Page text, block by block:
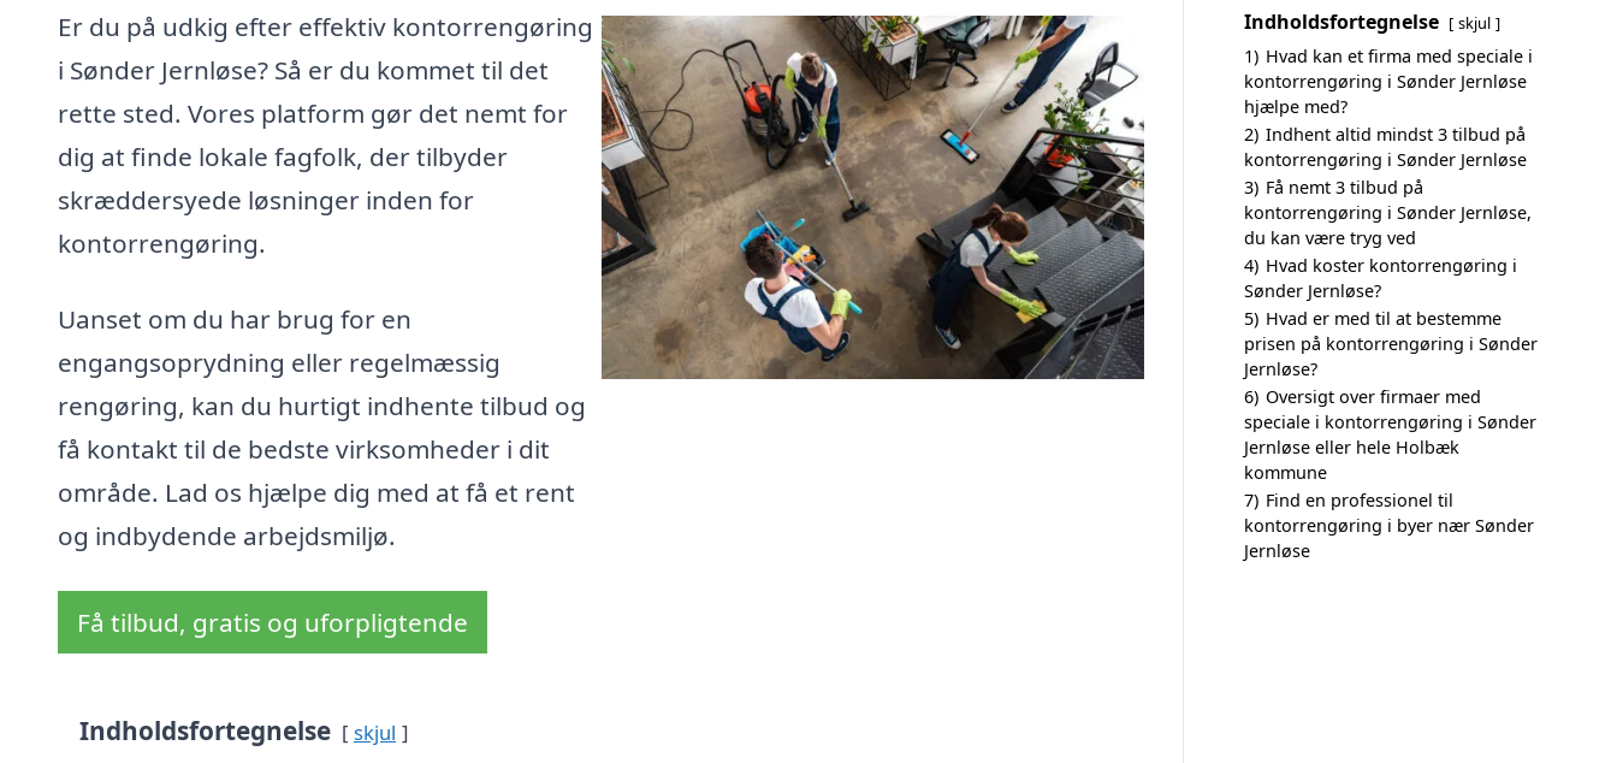
Er du på udkig efter effektiv kontorrengøring
i Sønder Jernløse? Så er du kommet til det
rette sted. Vores platform gør det nemt for
dig at finde lokale fagfolk, der tilbyder
skræddersyede løsninger inden for
kontorrengøring.
Uanset om du har brug for en
engangsoprydning eller regelmæssig
rengøring, kan du hurtigt indhente tilbud og
få kontakt til de bedste virksomheder i dit
område. Lad os hjælpe dig med at få et rent
og indbydende arbejdsmiljø.
Få tilbud, gratis og uforpligtende
Indholdsfortegnelse skjul
Indholdsfortegnelse skjul
1) Hvad kan et firma med speciale i
kontorrengøring i Sønder Jernløse
hjælpe med?
2) Indhent altid mindst 3 tilbud på
kontorrengøring i Sønder Jernløse
3) Få nemt 3 tilbud på
kontorrengøring i Sønder Jernløse,
du kan være tryg ved
4) Hvad koster kontorrengøring i
Sønder Jernløse?
5) Hvad er med til at bestemme
prisen på kontorrengøring i Sønder
Jernløse?
6) Oversigt over firmaer med
speciale i kontorrengøring i Sønder
Jernløse eller hele Holbæk
kommune
7) Find en professionel til
kontorrengøring i byer nær Sønder
Jernløse